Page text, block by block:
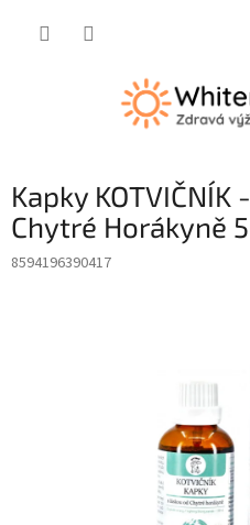
Kapky
Chytré Horákyně
8594196390417